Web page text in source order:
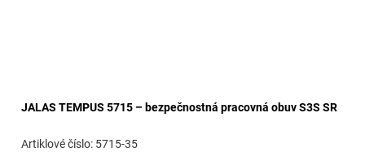
JALAS TEMPUS 5715 – bezpečnostná pracovná obuv S3S SR
5715-35